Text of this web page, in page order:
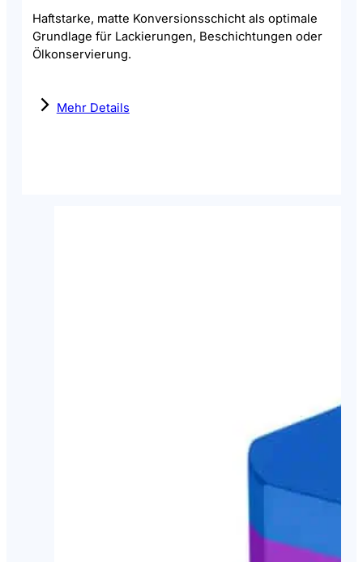
Haftstarke, matte Konversionsschicht als optimale
Grundlage für Lackierungen, Beschichtungen oder
Ölkonservierung.
Mehr Details